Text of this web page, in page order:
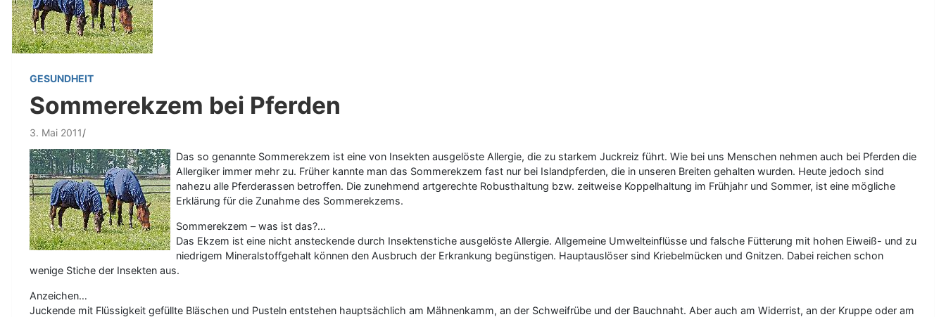
GESUNDHEIT
Sommerekzem bei Pferden
3. Mai 2011
Das so genannte Sommerekzem ist eine von Insekten ausgelöste Allergie, die zu starkem Juckreiz führt. Wie bei uns Menschen nehmen auch bei Pferden die
Allergiker immer mehr zu. Früher kannte man das Sommerekzem fast nur bei Islandpferden, die in unseren Breiten gehalten wurden. Heute jedoch sind
nahezu alle Pferderassen betroffen. Die zunehmend artgerechte Robusthaltung bzw. zeitweise Koppelhaltung im Frühjahr und Sommer, ist eine mögliche
Erklärung für die Zunahme des Sommerekzems.
Sommerekzem – was ist das?…
Das Ekzem ist eine nicht ansteckende durch Insektenstiche ausgelöste Allergie. Allgemeine Umwelteinflüsse und falsche Fütterung mit hohen Eiweiß- und zu
niedrigem Mineralstoffgehalt können den Ausbruch der Erkrankung begünstigen. Hauptauslöser sind Kriebelmücken und Gnitzen. Dabei reichen schon
wenige Stiche der Insekten aus.
Anzeichen…
Juckende mit Flüssigkeit gefüllte Bläschen und Pusteln entstehen hauptsächlich am Mähnenkamm, an der Schweifrübe und der Bauchnaht. Aber auch am Widerrist, an der Kruppe oder am